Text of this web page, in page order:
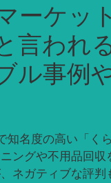
ーケッ
言われ
ル事例
知名度の高い「く
ングや不用品回
ネガティブな評判